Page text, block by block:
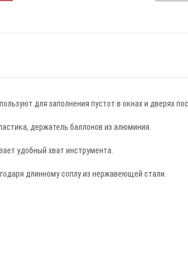
для заполнения пустот в окнах и дверях
держатель баллонов из алюминия.
удобный хват инструмента.
длинному соплу из нержавеющей стали.